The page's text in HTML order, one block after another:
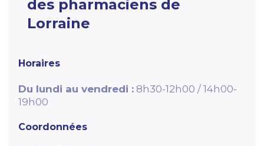
des pharmaciens de
Lorraine
Horaires
Du lundi au vendredi : 8h30-12h00 / 14h00-
19h00
Coordonnées